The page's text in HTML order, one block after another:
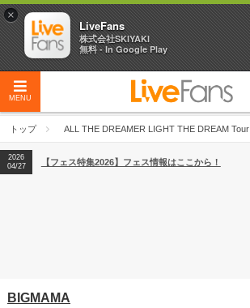
MENU
トップ ALL THE DREAMER LIGHT THE DREAM Tour
2026
04/27
2026
【ライブ動員ランキング】2026年上半期編発表！
2026
04/27
【フェス特集2026】フェス情報はここから！
BIGMAMA
×
LiveFans
株式会社SKIYAKI
無料 - In Google Play